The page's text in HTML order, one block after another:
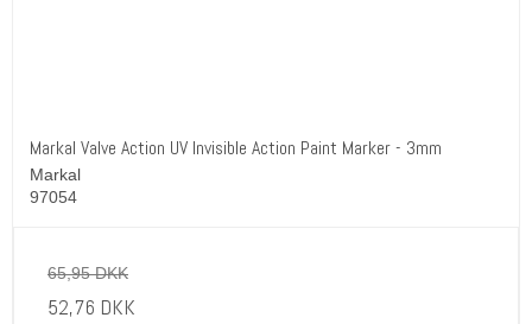
Markal Valve Action UV Invisible Action Paint Marker - 3mm
Markal
97054
65,95 DKK
52,76 DKK